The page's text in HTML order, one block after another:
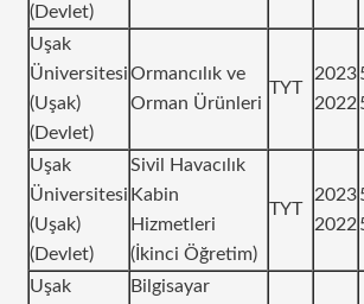
(Devlet)
Uşak
Üniversitesi
(Uşak)
(Devlet)
Ormancılık ve
Orman Ürünleri
TYT
2023
2022
Uşak
Üniversitesi
(Uşak)
(Devlet)
Sivil Havacılık
Kabin
Hizmetleri
(İkinci Öğretim)
TYT
2023
2022
Uşak
Bilgisayar